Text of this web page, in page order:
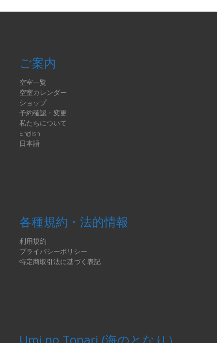
ご案内
空室一覧
空室カレンダー
ショップ
予約確認・変更
私たちについて
English
日本語
各種規約・法的情報
利用規約
プライバシーポリシー
特定商取引法に基づく表記
Umi no Tonari (海のとなり）